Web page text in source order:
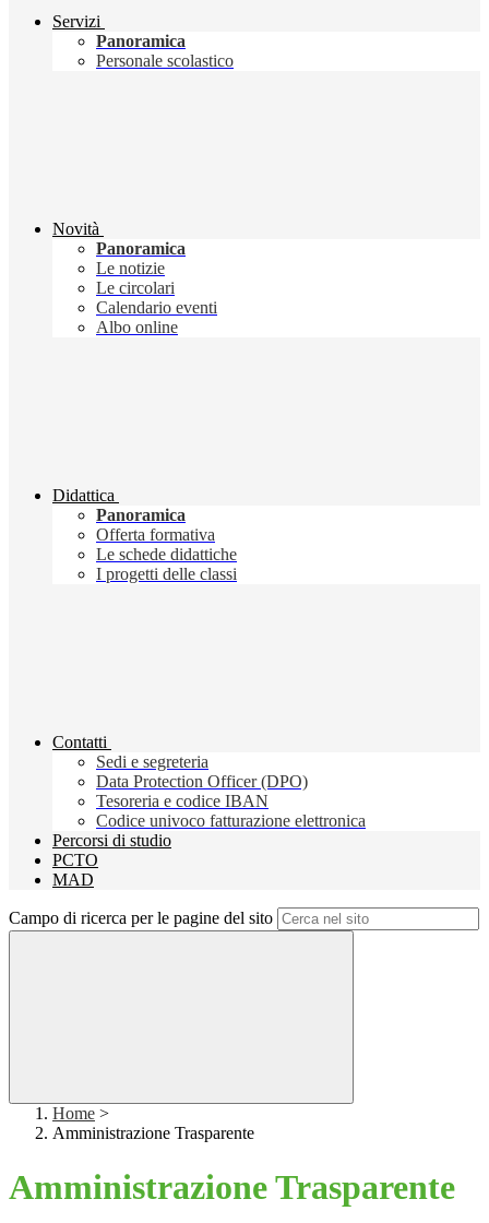
Servizi
Panoramica
Personale scolastico
Novità
Panoramica
Le notizie
Le circolari
Calendario eventi
Albo online
Didattica
Panoramica
Offerta formativa
Le schede didattiche
I progetti delle classi
Contatti
Sedi e segreteria
Data Protection Officer (DPO)
Tesoreria e codice IBAN
Codice univoco fatturazione elettronica
Percorsi di studio
PCTO
MAD
Campo di ricerca per le pagine del sito
Home >
Amministrazione Trasparente
Amministrazione Trasparente